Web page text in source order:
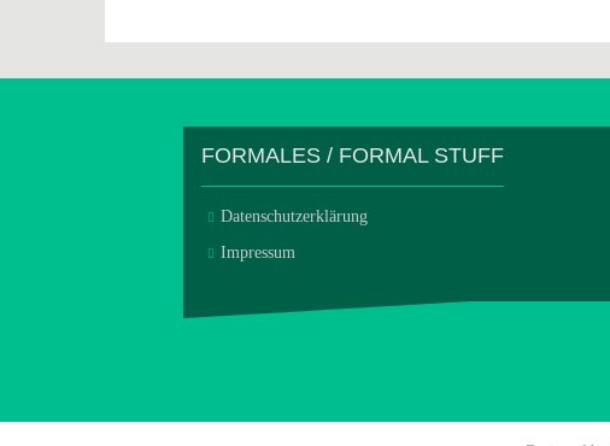
FORMALES / FORMAL STUFF
Datenschutzerklärung
Impressum